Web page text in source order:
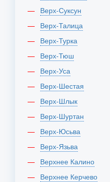
Верх-Суксун
Верх-Талица
Верх-Турка
Верх-Тюш
Верх-Уса
Верх-Шестая
Верх-Шлык
Верх-Шуртан
Верх-Юсьва
Верх-Язьва
Верхнее Калино
Верхнее Керчево